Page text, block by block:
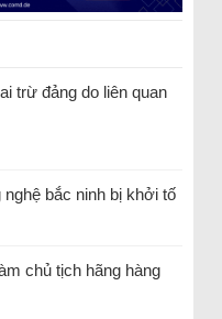
trừ đảng do liên quan
bắc ninh bị khởi tố
chủ tịch hãng hàng